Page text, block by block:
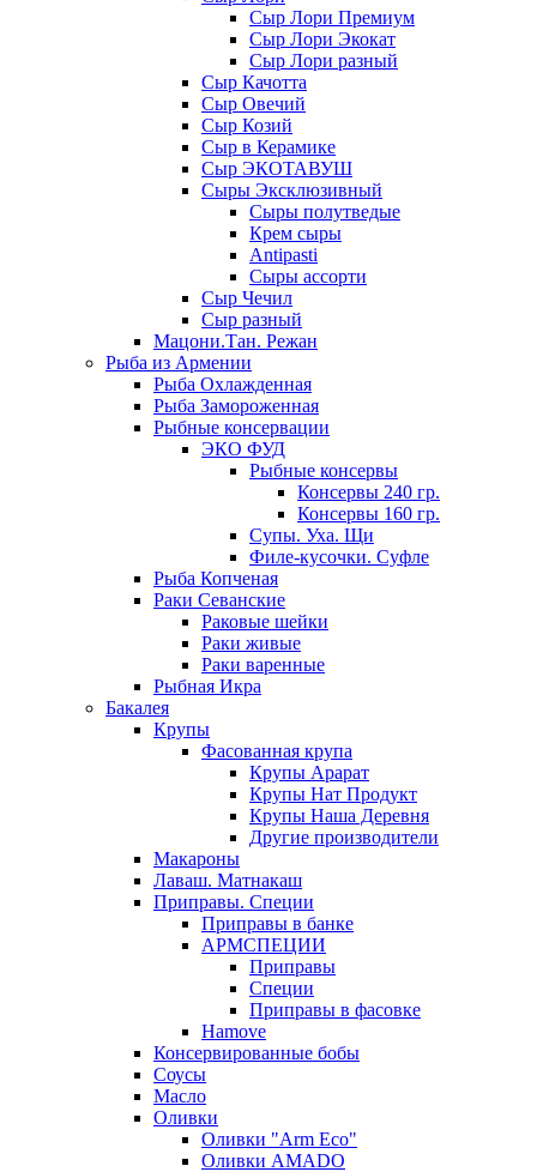
Сыр Лори Премиум
Сыр Лори Экокат
Сыр Лори разный
Сыр Качотта
Сыр Овечий
Сыр Козий
Сыр в Керамике
Сыр ЭКОТАВУШ
Сыры Эксклюзивный
Сыры полутведые
Крем сыры
Antipasti
Сыры ассорти
Сыр Чечил
Сыр разный
Мацони.Тан. Режан
Рыба из Армении
Рыба Охлажденная
Рыба Замороженная
Рыбные консервации
ЭКО ФУД
Рыбные консервы
Консервы 240 гр.
Консервы 160 гр.
Супы. Уха. Щи
Филе-кусочки. Суфле
Рыба Копченая
Раки Севанские
Раковые шейки
Раки живые
Раки варенные
Рыбная Икра
Бакалея
Крупы
Фасованная крупа
Крупы Арарат
Крупы Нат Продукт
Крупы Наша Деревня
Другие производители
Макароны
Лаваш. Матнакаш
Приправы. Специи
Приправы в банке
АРМСПЕЦИИ
Приправы
Специи
Приправы в фасовке
Hamove
Консервированные бобы
Соусы
Масло
Оливки
Оливки "Arm Eco"
Оливки AMADO